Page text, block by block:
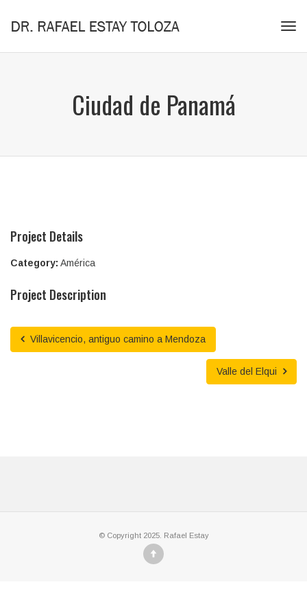
Ciudad de Panamá
Project Details
Category: América
Project Description
Villavicencio, antiguo camino a Mendoza
Valle del Elqui
© Copyright 2025. Rafael Estay